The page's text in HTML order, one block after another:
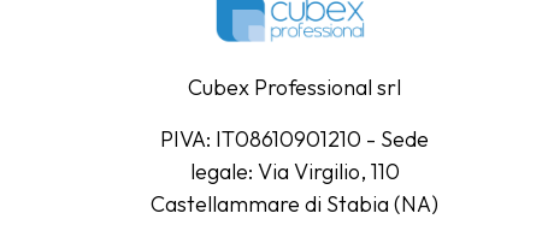
Cubex Professional srl
PIVA: IT08610901210 - Sede
legale: Via Virgilio, 110
Castellammare di Stabia (NA)